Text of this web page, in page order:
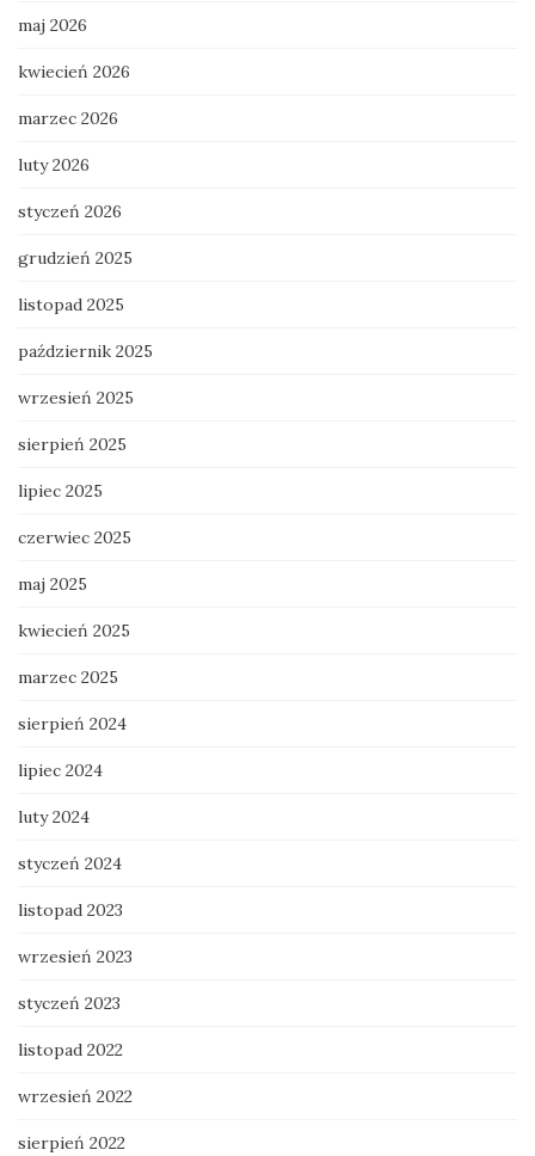
maj 2026
kwiecień 2026
marzec 2026
luty 2026
styczeń 2026
grudzień 2025
listopad 2025
październik 2025
wrzesień 2025
sierpień 2025
lipiec 2025
czerwiec 2025
maj 2025
kwiecień 2025
marzec 2025
sierpień 2024
lipiec 2024
luty 2024
styczeń 2024
listopad 2023
wrzesień 2023
styczeń 2023
listopad 2022
wrzesień 2022
sierpień 2022